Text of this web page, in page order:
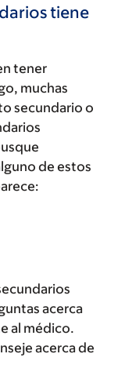
tiene
tener
muchas
secundario o
de estos
acerca
al médico.
acerca de